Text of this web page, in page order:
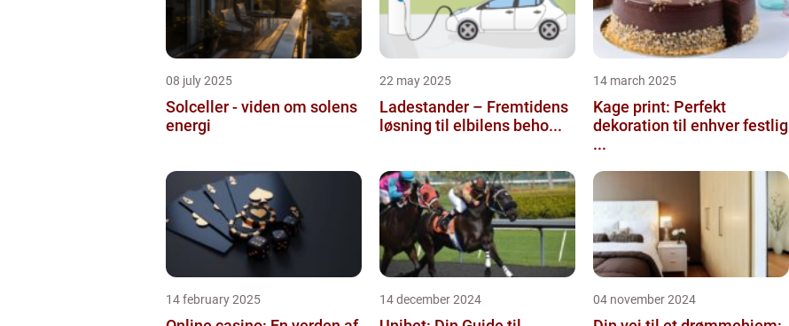
08 july 2025
Solceller - viden om solens
energi
22 may 2025
Ladestander – Fremtidens
løsning til elbilens beho...
14 march 2025
Kage print: Perfekt
dekoration til enhver festlig
...
14 february 2025 14 december 2024 04 november 2024